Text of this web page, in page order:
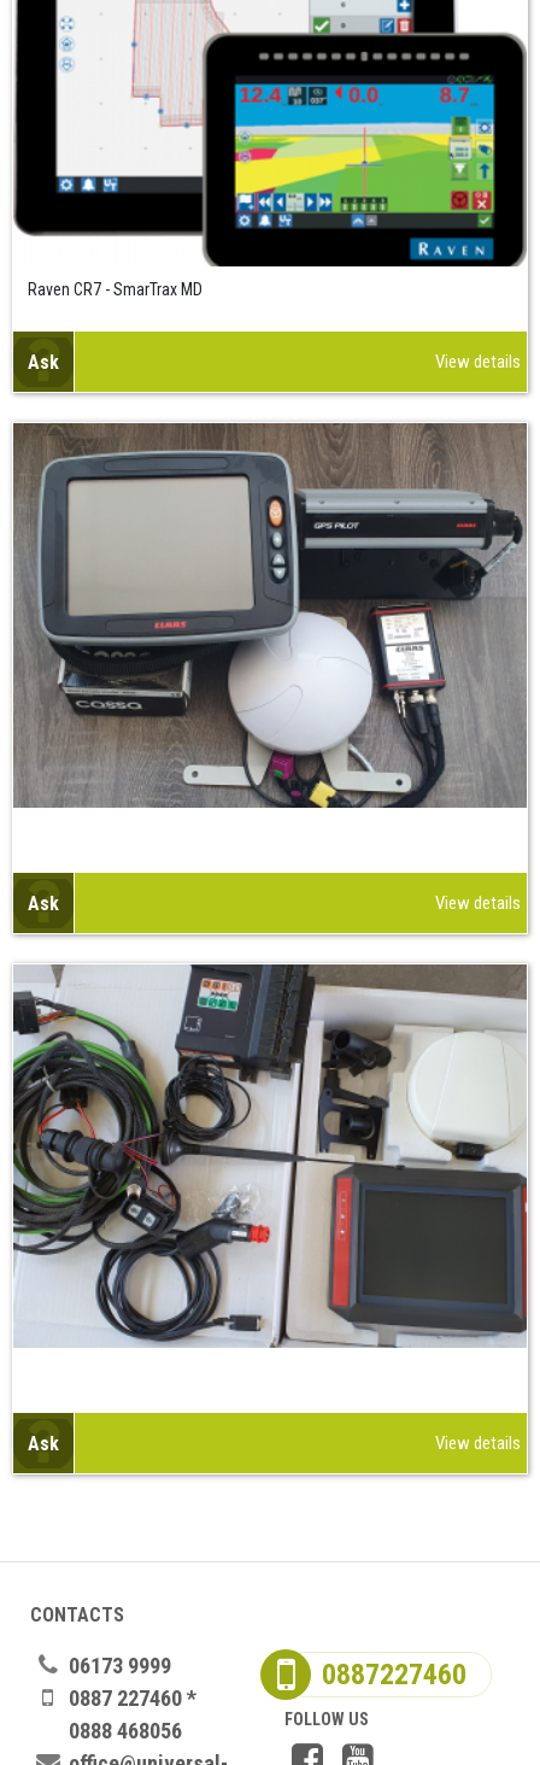
Raven CR7 - SmarTrax MD
Ask View details
Ask View details
Ask View details
CONTACTS
06173 9999
0887 227460 *
0888 468056
0887227460
FOLLOW US